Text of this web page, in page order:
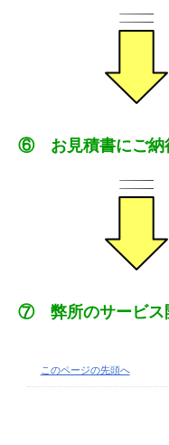
⑥ お見積書にご納
⑦ 弊所のサービス
このページの先頭へ